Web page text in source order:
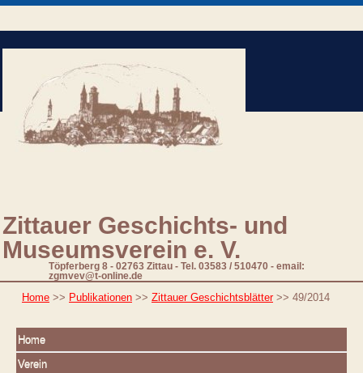
Zittauer Geschichts- und
Museumsverein e. V.
Töpferberg 8 - 02763 Zittau - Tel. 03583 / 510470 - email:
zgmvev@t-online.de
Home >> Publikationen >> Zittauer Geschichtsblätter>> 49/2014
Home
Verein